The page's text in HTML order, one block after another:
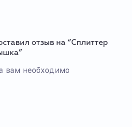
отзыв на “Сплиттер
вам необходимо